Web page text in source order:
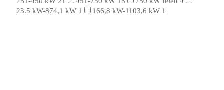
23.5 kW-874,1 kW 1 166,8 kW-1103,6 kW 1